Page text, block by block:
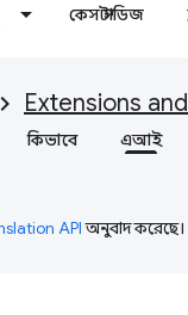
কেস স্টাডিজ
Extensions
কিভাবে এআই
APIঅনুবাদ করেছে।